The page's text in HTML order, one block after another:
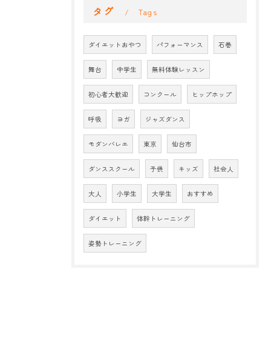
タグ Tags
ダイエットおやつ パフォーマンス 石巻
舞台 中学生 無料体験レッスン
初心者大歓迎 コンクール ヒップホップ
呼吸 ヨガ ジャズダンス
モダンバレエ 東京 仙台市
ダンススクール 子供 キッズ 社会人
大人 小学生 大学生 おすすめ
ダイエット 体幹トレーニング
姿勢トレーニング